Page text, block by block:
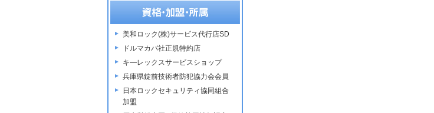
美和ロック(株)サービス代行店SD
ドルマカバ社正規特約店
キ―レックスサービスショップ
兵庫県錠前技術者防犯協力会会員
日本ロックセキュリティ協同組合
加盟